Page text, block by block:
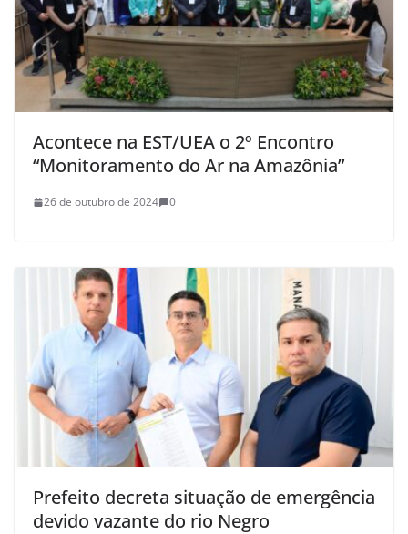
Acontece na EST/UEA o 2º Encontro
“Monitoramento do Ar na Amazônia”
26 de outubro de 2024 0
Prefeito decreta situação de emergência
devido vazante do rio Negro